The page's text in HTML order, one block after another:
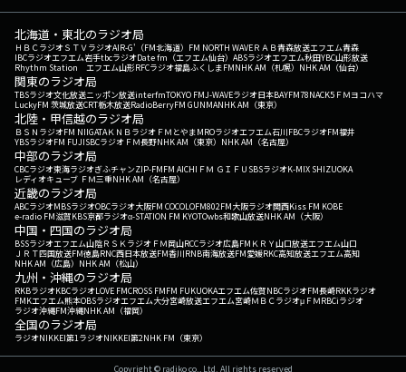
北海道・東北のラジオ局
ＨＢＣラジオＳＴＶラジオAIR-G'（FM北海道） FM NORTH WAVEＲＡＢ青森放送エフエム青森
IBCラジオエフエム岩手tbcラジオDate fm（エフエム仙台） ABSラジオエフエム秋田YBC山形放送
Rhythm Station エフエム山形RFCラジオ福島ふくしまFMNHK AM（札幌） NHK AM（仙台）
関東のラジオ局
TBSラジオ文化放送ニッポン放送interfmTOKYO FMJ-WAVEラジオ日本BAYFM78NACK5 ＦＭヨコハマ
LuckyFM 茨城放送CRT栃木放送RadioBerryFM GUNMANHK AM（東京）
北陸・甲信越のラジオ局
ＢＳＮラジオFM NIIGATAＫＮＢラジオ ＦＭとやまMROラジオエフエム石川FBCラジオFM福井
YBSラジオFM FUJISBCラジオ ＦＭ長野NHK AM（東京） NHK AM（名古屋）
中部のラジオ局
CBCラジオ東海ラジオぎふチャンZIP-FMFM AICHI ＦＭ ＧＩＦＵ SBSラジオK-MIX SHIZUOKA
レディオキューブ ＦＭ三重NHK AM（名古屋）
近畿のラジオ局
ABCラジオMBSラジオOBCラジオ大阪FM COCOLOFM802FM大阪ラジオ関西Kiss FM KOBE
e-radio FM滋賀KBS京都ラジオα-STATION FM KYOTOwbs和歌山放送NHK AM（大阪）
中国・四国のラジオ局
BSSラジオエフエム山陰ＲＳＫラジオ ＦＭ岡山RCCラジオ広島FM ＫＲＹ山口放送エフエム山口
ＪＲＴ四国放送FM徳島RNC西日本放送FM香川RNB南海放送FM愛媛RKC高知放送エフエム高知
NHK AM（広島） NHK AM（松山）
九州・沖縄のラジオ局
RKBラジオKBCラジオLOVE FMCROSS FMFM FUKUOKAエフエム佐賀NBCラジオFM長崎RKKラジオ
FMKエフエム熊本OBSラジオエフエム大分宮崎放送エフエム宮崎ＭＢＣラジオμＦＭRBCiラジオ
ラジオ沖縄FM沖縄NHK AM（福岡）
全国のラジオ局
ラジオNIKKEI第1ラジオNIKKEI第2NHK FM（東京）
Copyright © radiko co., Ltd. All rights reserved